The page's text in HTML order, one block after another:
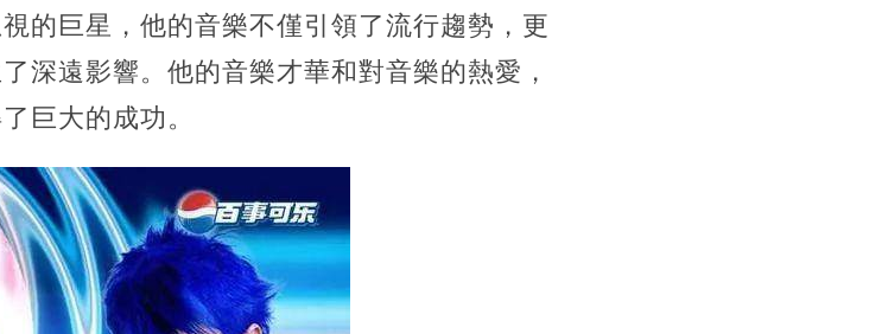
的巨星，他的音樂不僅引領了流行趨勢，更
深遠影響。他的音樂才華和對音樂的熱愛，
巨大的成功。